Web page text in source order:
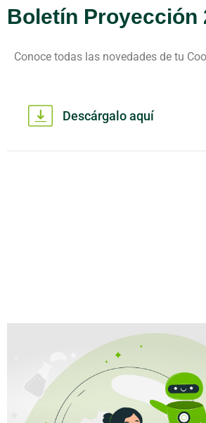
Boletín Proyección
Conoce todas las novedades de tu
Descárgalo aquí